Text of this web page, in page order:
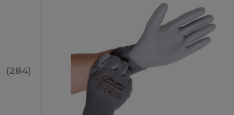
(284)